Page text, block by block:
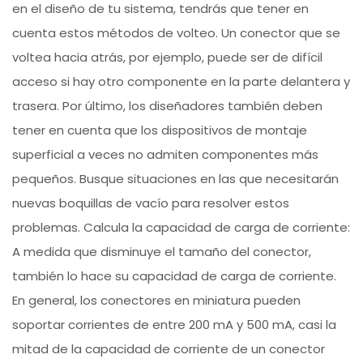
en el diseño de tu sistema, tendrás que tener en
cuenta estos métodos de volteo. Un conector que se
voltea hacia atrás, por ejemplo, puede ser de difícil
acceso si hay otro componente en la parte delantera y
trasera. Por último, los diseñadores también deben
tener en cuenta que los dispositivos de montaje
superficial a veces no admiten componentes más
pequeños. Busque situaciones en las que necesitarán
nuevas boquillas de vacío para resolver estos
problemas. Calcula la capacidad de carga de corriente:
A medida que disminuye el tamaño del conector,
también lo hace su capacidad de carga de corriente.
En general, los conectores en miniatura pueden
soportar corrientes de entre 200 mA y 500 mA, casi la
mitad de la capacidad de corriente de un conector